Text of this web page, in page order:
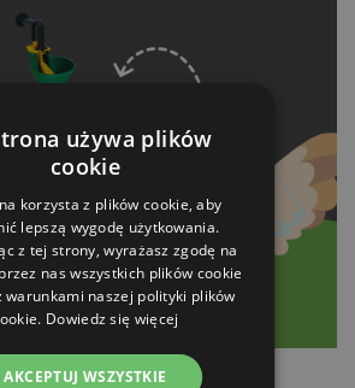
używa plików
cookie
korzysta z plików cookie, aby
lepszą wygodę użytkowania.
z tej strony, wyrażasz zgodę na
nas wszystkich plików cookie
warunkami naszej polityki plików
Dowiedz się więcej
AKCEPTUJ WSZYSTKIE